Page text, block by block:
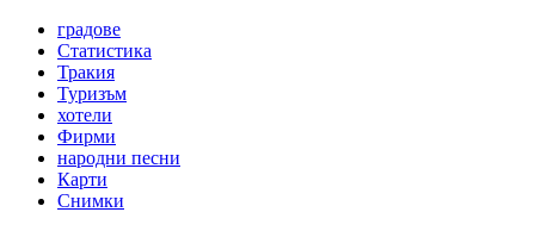
градове
Статистика
Тракия
Туризъм
хотели
Фирми
народни песни
Карти
Снимки